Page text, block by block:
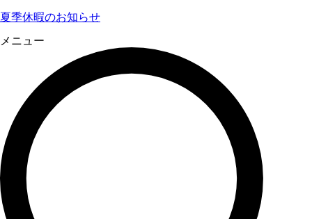
夏季休暇のお知らせ
メニュー